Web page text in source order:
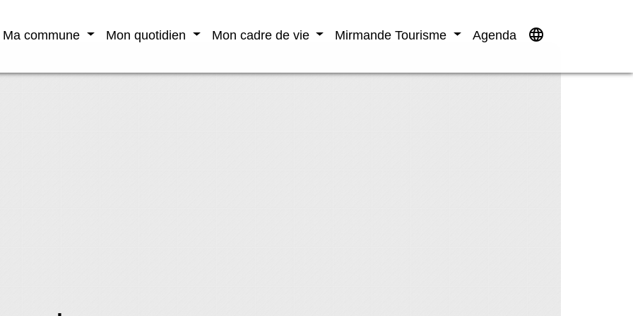
Ma commune Mon quotidien Mon cadre de vie Mirmande Tourisme Agenda language